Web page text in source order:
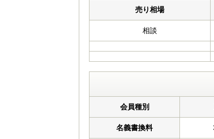
売り相場
相談
会員種別
名義書換料